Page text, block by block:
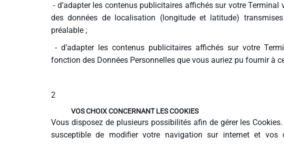
- d’adapter les contenus publicitaires affichés sur votre
des données de localisation (longitude et latitude)
préalable ;
- d’adapter les contenus publicitaires affichés sur votre
fonction des Données Personnelles que vous auriez pu fournir à
2
VOS CHOIX CONCERNANT LES COOKIES
Vous disposez de plusieurs possibilités afin de gérer les
susceptible de modifier votre navigation sur internet et vos